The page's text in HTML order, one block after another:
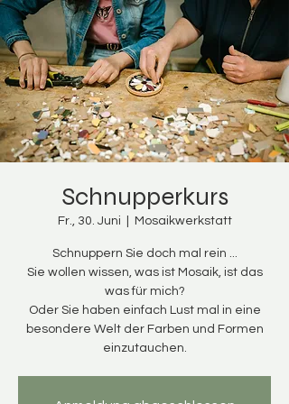
Schnupperkurs
Fr., 30. Juni Mosaikwerkstatt
Schnuppern Sie doch mal rein ...
Sie wollen wissen, was ist Mosaik, ist das
was für mich?
Oder Sie haben einfach Lust mal in eine
besondere Welt der Farben und Formen
einzutauchen.